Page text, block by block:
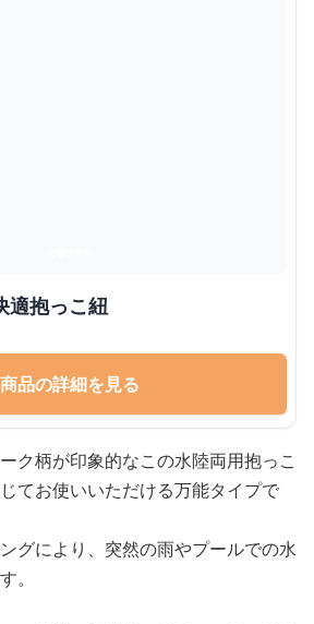
適抱っこ紐
商品の詳細を見る
ク柄が印象的なこの水陸両用抱っこ
てお使いいただける万能タイプで
グにより、突然の雨やプールでの水
。